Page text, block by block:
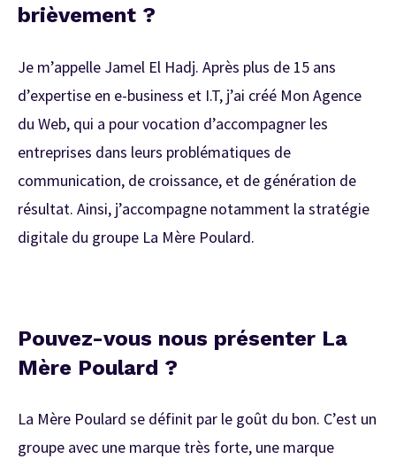
brièvement ?
Je m’appelle Jamel El Hadj. Après plus de 15 ans
d’expertise en e-business et I.T, j’ai créé Mon Agence
du Web, qui a pour vocation d’accompagner les
entreprises dans leurs problématiques de
communication, de croissance, et de génération de
résultat. Ainsi, j’accompagne notamment la stratégie
digitale du groupe La Mère Poulard.
Pouvez-vous nous présenter La
Mère Poulard ?
La Mère Poulard se définit par le goût du bon. C’est un
groupe avec une marque très forte, une marque